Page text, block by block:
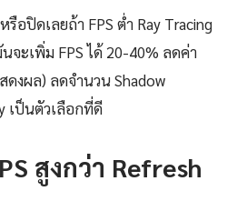
รือปิดเลยถ้า FPS ต่ำ Ray Tracing
จะเพิ่ม FPS ได้ 20-40% ลดค่า
ดงผล) ลดจำนวน Shadow
เป็นตัวเลือกที่ดี
สูงกว่า Refresh